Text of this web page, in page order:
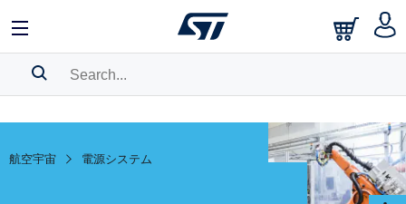
BOOKMARK
航空宇宙 電源システム